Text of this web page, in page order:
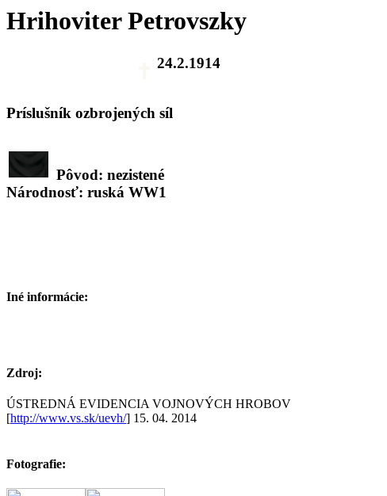
Hrihoviter Petrovszky
24.2.1914
Príslušník ozbrojených síl
Pôvod: nezistené
Národnosť: ruská WW1
Iné informácie:
Zdroj:
ÚSTREDNÁ EVIDENCIA VOJNOVÝCH HROBOV
[http://www.vs.sk/uevh/] 15. 04. 2014
Fotografie: